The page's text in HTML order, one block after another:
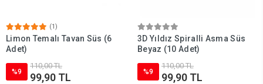
(1)
Limon Temalı Tavan Süs (6
Adet)
%9
110,00 TL
99,90 TL
3D Yıldız Spiralli Asma Süs
Beyaz (10 Adet)
%9
110,00 TL
99,90 TL